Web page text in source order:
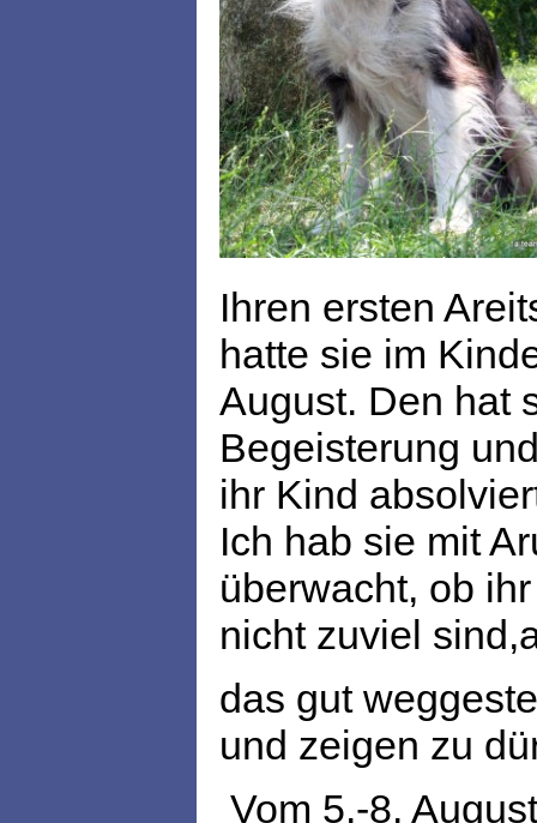
Ihren ersten
hatte sie im
August. Den hat
Begeisterung
ihr Kind
Ich hab sie mit
überwacht, ob
nicht zuviel
das gut
und zeigen zu
Vom 5.-8.